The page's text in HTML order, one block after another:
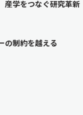
学をつなぐ研究革新
の制約を越える